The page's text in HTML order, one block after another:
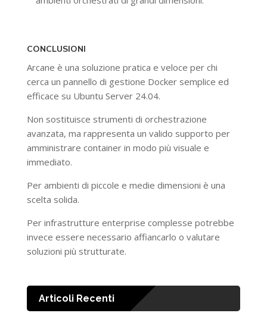
CONCLUSIONI
Arcane è una soluzione pratica e veloce per chi
cerca un pannello di gestione Docker semplice ed
efficace su Ubuntu Server 24.04.
Non sostituisce strumenti di orchestrazione
avanzata, ma rappresenta un valido supporto per
amministrare container in modo più visuale e
immediato.
Per ambienti di piccole e medie dimensioni è una
scelta solida.
Per infrastrutture enterprise complesse potrebbe
invece essere necessario affiancarlo o valutare
soluzioni più strutturate.
Articoli Recenti